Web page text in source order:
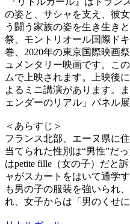
の姿と、サシャを支え、彼
う闘う家族の姿を生き生き
祭、モントリオール国際ド
巻、2020年の東京国際映画
ュメンタリー映画です。こ
ムで上映されます。上映後
よるミニ講演があります。
ェンダーのリアル」パネル
＜あらすじ＞
フランス北部、エーヌ県に
当てられた性別は“男性”だ
はpetite fille（女の子）だと
ャがスカートをはいて通学
も男の子の服装を強いられ
れ、女子からは「男のくせ